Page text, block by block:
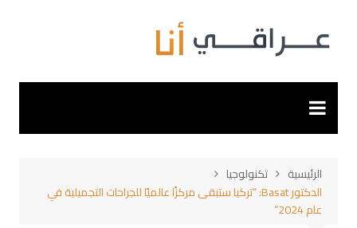
المحتوى
الرئيسية
تكنولوجيا
الدكتور Basat: “تركيا ستبقى مركزًا عالميًا للجراحات التجميلية في
عام 2024”